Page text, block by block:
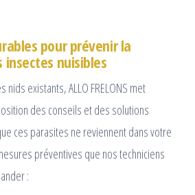
pour prévenir la
nuisibles
existants, ALLO FRELONS met
des conseils et des solutions
ces parasites ne reviennent dans votre
préventives que nos techniciens
: